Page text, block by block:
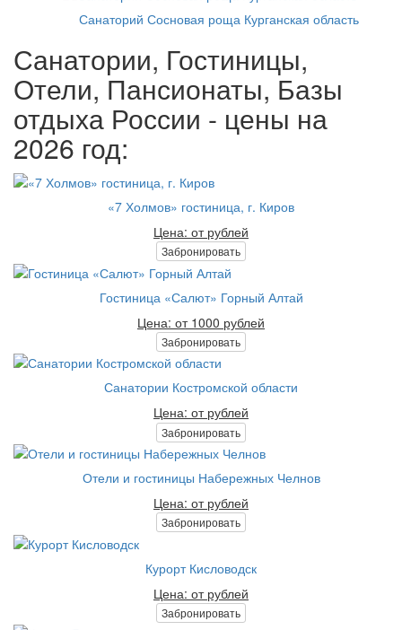
Санаторий Сосновая роща Курганская область
Санатории, Гостиницы,
Отели, Пансионаты, Базы
отдыха России - цены на
2026 год:
«7 Холмов» гостиница, г. Киров
Цена: от рублей
Забронировать
Гостиница «Салют» Горный Алтай
Цена: от 1000 рублей
Забронировать
Санатории Костромской области
Цена: от рублей
Забронировать
Отели и гостиницы Набережных Челнов
Цена: от рублей
Забронировать
Курорт Кисловодск
Цена: от рублей
Забронировать